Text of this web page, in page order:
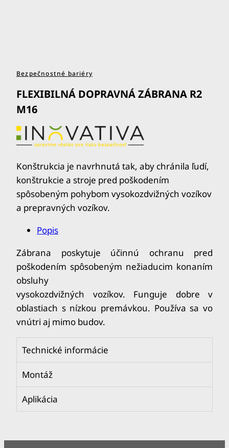
Bezpečnostné bariéry
FLEXIBILNÁ DOPRAVNÁ ZÁBRANA R2
M16
Konštrukcia je navrhnutá tak, aby chránila ľudí,
konštrukcie a stroje pred poškodením
spôsobeným pohybom vysokozdvižných vozíkov
a prepravných vozíkov.
Popis
Zábrana poskytuje účinnú ochranu pred
poškodením spôsobeným nežiaducim konaním
obsluhy
vysokozdvižných vozíkov. Funguje dobre v
oblastiach s nízkou premávkou. Používa sa vo
vnútri aj mimo budov.
Technické informácie
Montáž
Aplikácia